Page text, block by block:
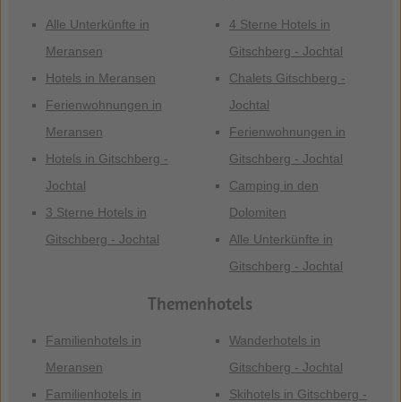
Alle Unterkünfte in
Meransen
Hotels in Meransen
Ferienwohnungen in
Meransen
Hotels in Gitschberg -
Jochtal
3 Sterne Hotels in
Gitschberg - Jochtal
4 Sterne Hotels in
Gitschberg - Jochtal
Chalets Gitschberg -
Jochtal
Ferienwohnungen in
Gitschberg - Jochtal
Camping in den
Dolomiten
Alle Unterkünfte in
Gitschberg - Jochtal
Themenhotels
Familienhotels in
Meransen
Familienhotels in
Wanderhotels in
Gitschberg - Jochtal
Skihotels in Gitschberg -